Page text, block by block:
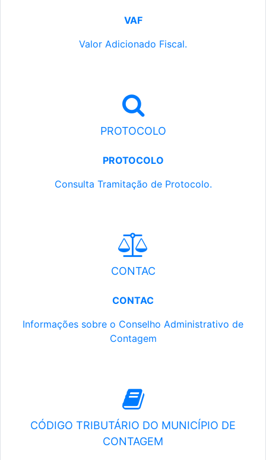
VAF
Valor Adicionado Fiscal.
PROTOCOLO
PROTOCOLO
Consulta Tramitação de Protocolo.
CONTAC
CONTAC
Informações sobre o Conselho Administrativo de
Contagem
CÓDIGO TRIBUTÁRIO DO MUNICÍPIO DE
CONTAGEM